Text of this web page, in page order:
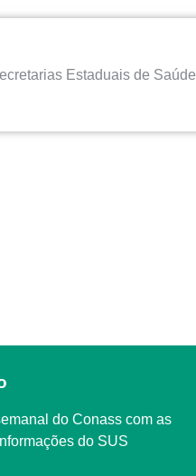
Estaduais de Saúde
do Conass com as
do SUS